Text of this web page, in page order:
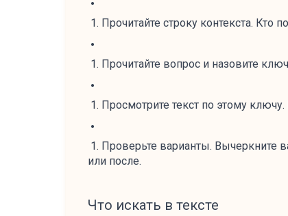
Прочитайте строку контекста. Кто
Прочитайте вопрос и назовите
Просмотрите текст по этому
Проверьте варианты. Вычеркните
или после.
Что искать в тексте